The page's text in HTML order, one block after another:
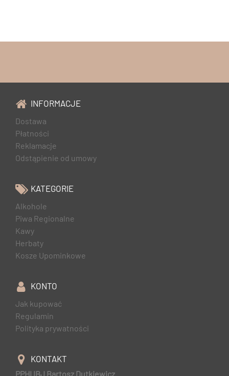
INFORMACJE
Dostawa
Płatności
Reklamacje
Odstąpienie od umowy
KATEGORIE
Alkohole
Piwa Regionalne
Kawy
Herbaty
Kosze Upominkowe
KONTO
Jak kupować
Regulamin
Polityka prywatności
KONTAKT
PPHI IBJ Bartosz Dutkiewicz